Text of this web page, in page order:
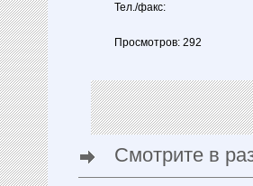
Тел./факс:
Просмотров: 292
Смотрите в